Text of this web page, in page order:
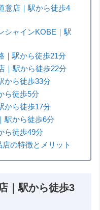
意店｜駅から徒歩4
シャインKOBE｜駅
｜駅から徒歩21分
｜駅から徒歩22分
から徒歩33分
ら徒歩5分
から徒歩17分
駅から徒歩6分
ら徒歩49分
の特徴とメリット
｜駅から徒歩3